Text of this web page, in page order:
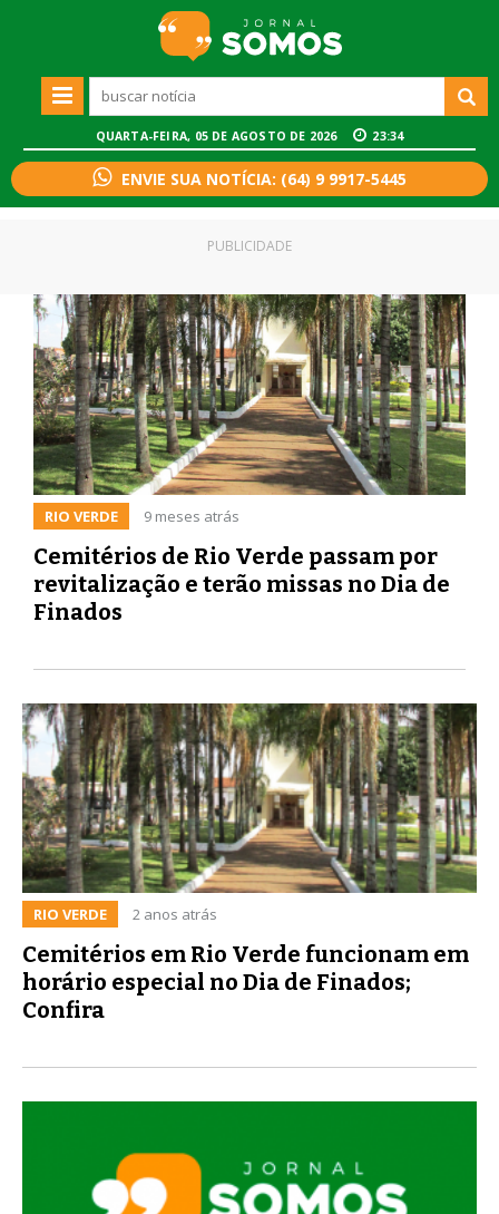
QUARTA-FEIRA, 05 DE AGOSTO DE 2026 23:34
ENVIE SUA NOTÍCIA: (64) 9 9917-5445
RIO VERDE 9 meses atrás
Cemitérios de Rio Verde passam por
revitalização e terão missas no Dia de
Finados
PUBLICIDADE
RIO VERDE 2 anos atrás
Cemitérios em Rio Verde funcionam em
horário especial no Dia de Finados;
Confira